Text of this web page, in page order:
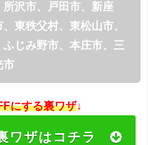
沢市、戸田市、新座
東秩父村、東松山市、
じみ野市、本庄市、三
市
にする裏ワザ↓
ワザはコチラ